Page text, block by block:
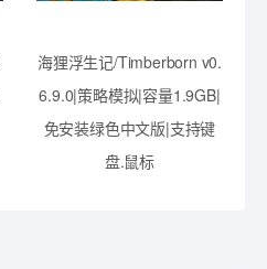
海狸浮生记/Timberborn v0.
6.9.0|策略模拟|容量1.9GB|
免安装绿色中文版|支持键
盘.鼠标